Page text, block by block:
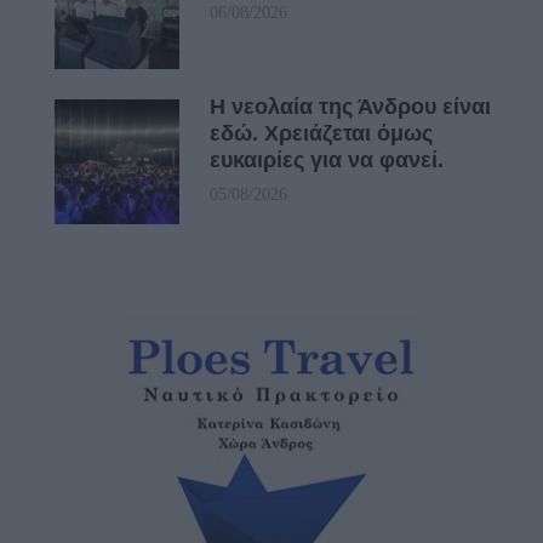
06/08/2026
Η νεολαία της Άνδρου είναι
εδώ. Χρειάζεται όμως
ευκαιρίες για να φανεί.
05/08/2026